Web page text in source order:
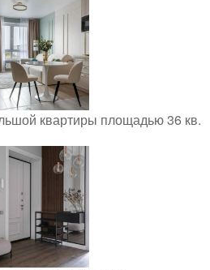
квартиры площадью 36 кв.